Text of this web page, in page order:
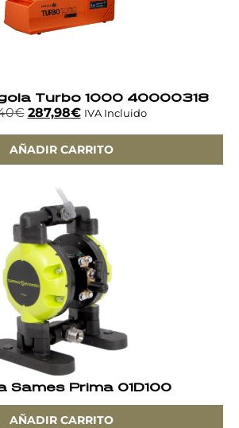
Turbo 1000 40000318
€ 287,98€ IVA Incluido
AÑADIR CARRITO
Sames Prima 01D100
AÑADIR CARRITO